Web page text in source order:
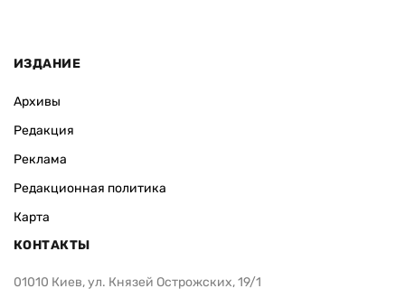
ИЗДАНИЕ
Архивы
Редакция
Реклама
Редакционная политика
Карта
КОНТАКТЫ
01010 Киев, ул. Князей Острожских, 19/1